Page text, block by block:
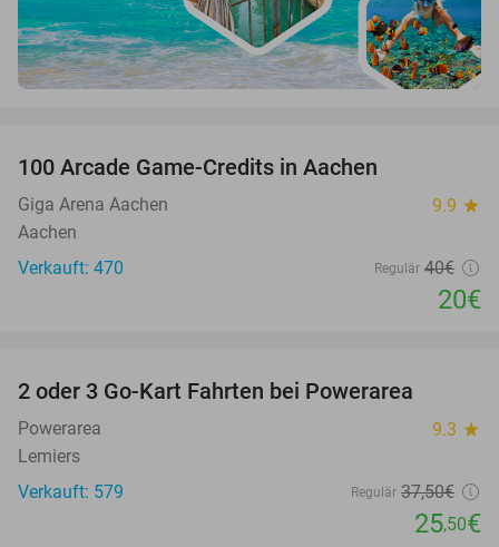
100 Arcade Game-Credits in Aachen
Giga Arena Aachen 9.9 star
Aachen
Verkauft: 470
Regulär 40€
20€
2 oder 3 Go-Kart Fahrten bei Powerarea
Powerarea 9.3 star
Lemiers
Verkauft: 579
Regulär 37,50€
25,50€